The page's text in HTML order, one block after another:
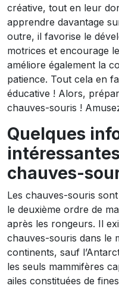
créative, tout en leur
apprendre davantage
outre, il favorise le
motrices et encourage
améliore également la
patience. Tout cela en
éducative ! Alors,
chauves-souris !
Quelques
chauves-
Les chauves-souris
le deuxième ordre de
après les rongeurs. Il
chauves-souris dans le
continents, sauf
les seuls mammifères
ailes constituées de